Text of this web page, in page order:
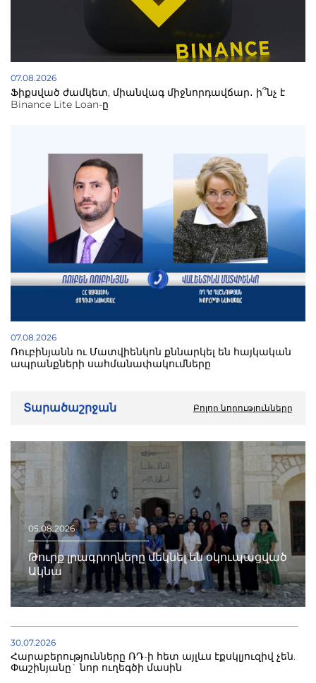
07.08.2026
Ֆիքսված ժամկետ, միանվագ միջնորդավճար․ ի՞նչ է
Binance Lite Loan-ը
07.08.2026
Ռուբինյանն ու Մատվիենկոն քննարկել են հայկական
ապրանքների սահմանափակումները
Տարածաշրջան Բոլոր նորությունները
05.08.2026
Թուրք լրագրողները մեկնել են օկուպացված
Ակնա
30.07.2026
Հարաբերությունները ՌԴ-ի հետ այլևս էքսկլյուզիվ չեն.
Փաշինյանը` նոր ուղեգծի մասին